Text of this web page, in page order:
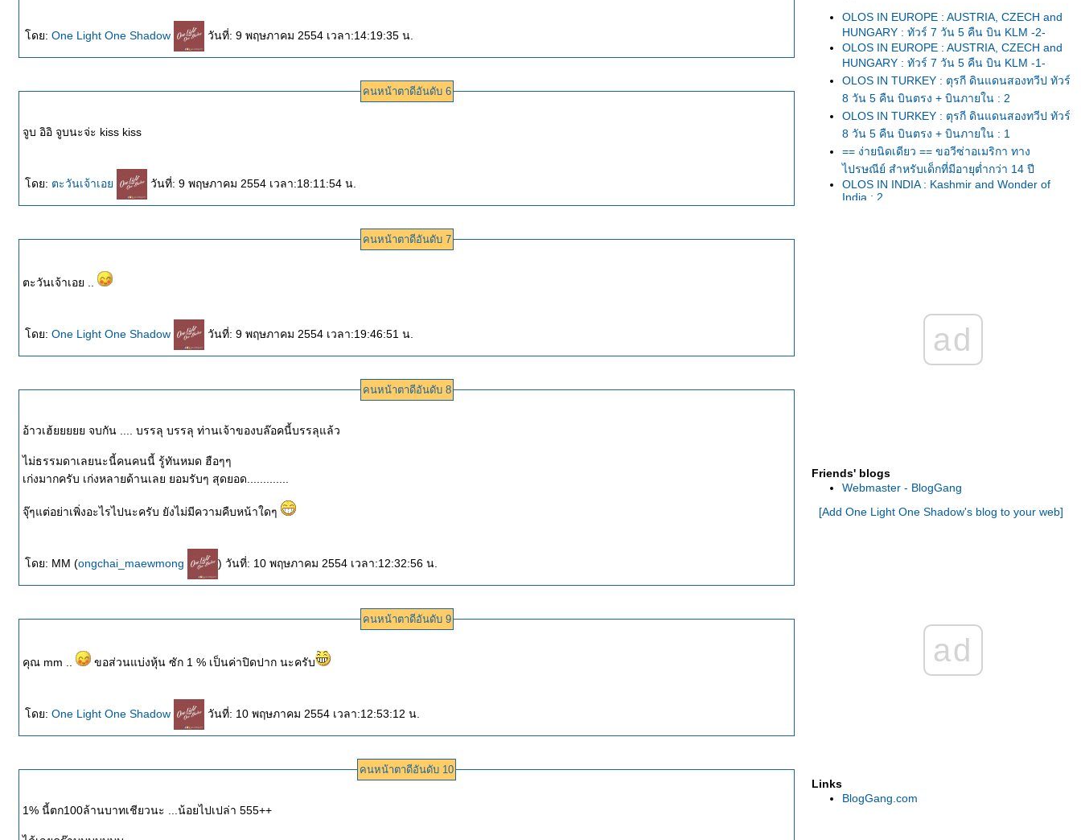
ดย: One Light One Shadow วันที่: 9 พฤษภาคม 2554 เวลา:14:19:35 น.
คนหน้าตาดีอันดับ 6
จูบ อิอิ จูบนะจ่ะ kiss kiss
ดย: ตะวันเจ้าเอ วันที่: 9 พฤษภาคม 2554 เวลา:18:11:54 น.
คนหน้าตาดีอันดับ 7
ตะวันเจ้าเอย ..
ดย: One Light One Shadow วันที่: 9 พฤษภาคม 2554 เวลา:19:46:51 น.
คนหน้าตาดีอันดับ 8
อ้าวเฮ้ยยยยย จบกัน .... บรรลุ บรรลุ ท่านเจ้าของบล๊อคนี้บรรลุแล้ว
ไม่ธรรมดาเลยนะนี้คนคนนี้ รู้ทันหมด ฮือๆๆ
เก่งมากครับ เก่งหลายด้านเลย ยอมรับๆ สุดยอด.............
จุ๊ๆแต่อย่าเพิ่งอะไรไปนะครับ ยังไม่มีความคืบหน้าใดๆ
ดย: MM (ongchai_maewmong ) วันที่: 10 พฤษภาคม 2554 เวลา:12:32:56 น.
คนหน้าตาดีอันดับ 9
คุณ mm .. ขอส่วนแบ่งหุ้น ซัก 1 % เป็นค่าปิดปาก นะครับ
ดย: One Light One Shadow วันที่: 10 พฤษภาคม 2554 เวลา:12:53:12 น.
คนหน้าตาดีอันดับ 10
1% นี้ตก100ล้านบาทเชียวนะ ...น้อยไปเปล่า 555++
OLOS IN EUROPE : AUSTRIA, CZECH and
HUNGARY : ทัวร์ 7 วัน 5 คืน บิน KLM -2-
OLOS IN EUROPE : AUSTRIA, CZECH and
HUNGARY : ทัวร์ 7 วัน 5 คืน บิน KLM -1-
OLOS IN TURKEY : ตุรกี ดินแดนสองทวีป ทัวร์
8 วัน 5 คืน บินตรง + บินภายใน : 2
OLOS IN TURKEY : ตุรกี ดินแดนสองทวีป ทัวร์
8 วัน 5 คืน บินตรง + บินภายใน : 1
== ง่ายนิดเดียว == ขอวีซ่าอเมริกา ทาง
ไปรษณีย์ สำหรับเด็กที่มีอายุต่ำกว่า 14 ปี
OLOS IN INDIA : Kashmir and Wonder of
India : 2
คราช ... ขอพรรับปีใหม่ 2559
สัมผัสความสุขของการพักผ่อน และอาหารชั้น
เลิศ ที่ Le Meridien Suvarnabhumi, Bangkok
ป่าในฤดูร้อน - 2
U.S.A.2015 ขับรถเที่ยว 8 อุทยานแห่งชาติใน
เวสท์อเมริกา เพลิดเพลินไปกับสีสันของดอกไม้
OLOS in เพชรบูรณ์ [เมืองต้องห้ามพลาด] ... พา
เที่ยวเขาค้อ รอชมหุบเขาสีชมพู ซากุระเมือง
"Over 3,000 Miles in 20 Days" : U.S. West
ad
Friends' blogs
Webmaster - BlogGang
[Add One Light One Shadow's blog to your web]
ad
Links
BlogGang.com